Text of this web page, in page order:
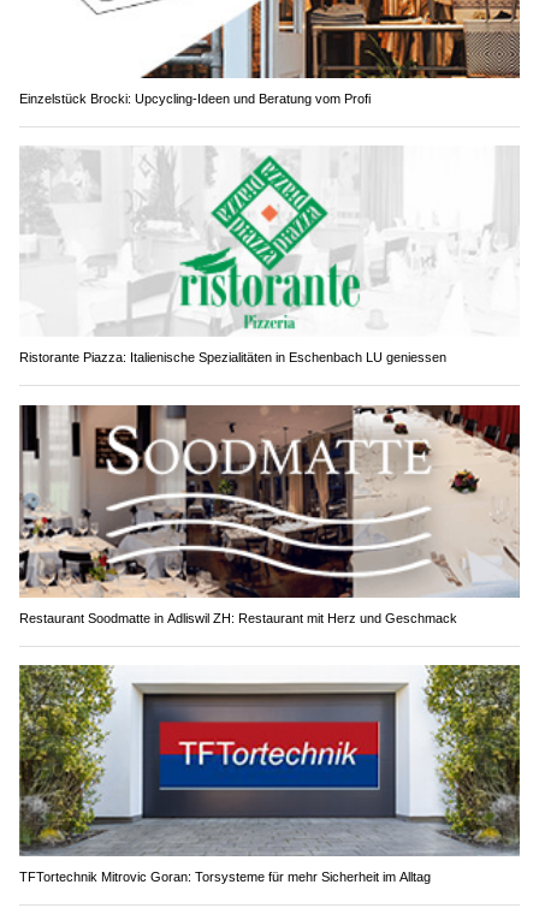
Einzelstück Brocki: Upcycling-Ideen und Beratung vom Profi
Ristorante Piazza: Italienische Spezialitäten in Eschenbach LU geniessen
Restaurant Soodmatte in Adliswil ZH: Restaurant mit Herz und Geschmack
TFTortechnik Mitrovic Goran: Torsysteme für mehr Sicherheit im Alltag